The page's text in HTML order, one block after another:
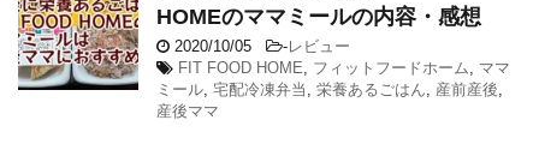
HOMEのママミールの内容・感想
2020/10/05 -レビュー
FIT FOOD HOME, フィットフードホーム, ママ
ミール, 宅配冷凍弁当 , 栄養あるごはん, 産前産後,
産後ママ